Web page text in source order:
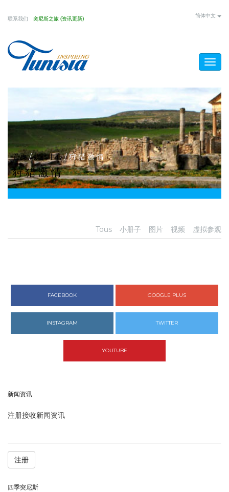
Skip
content
简体中文
联系我们 突尼斯之旅 (资讯更新)
You
are
here
首页 / 媒体中心 / 狩 猎 激 情
狩 猎 激 情
Tous 小册子 图片 视频 虚拟参观
FACEBOOK GOOGLE PLUS
INSTAGRAM TWITTER
YOUTUBE
新闻资讯
注册接收新闻资讯
注册
四季突尼斯